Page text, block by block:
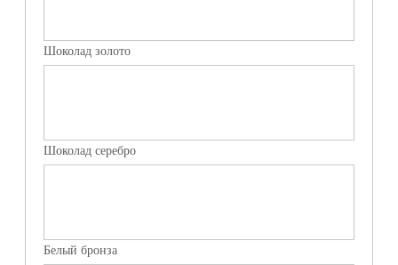
Шоколад золото
Шоколад серебро
Белый бронза